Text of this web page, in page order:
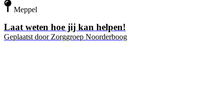
Meppel
Laat weten hoe jij kan helpen!
Geplaatst door Zorggroep Noorderboog